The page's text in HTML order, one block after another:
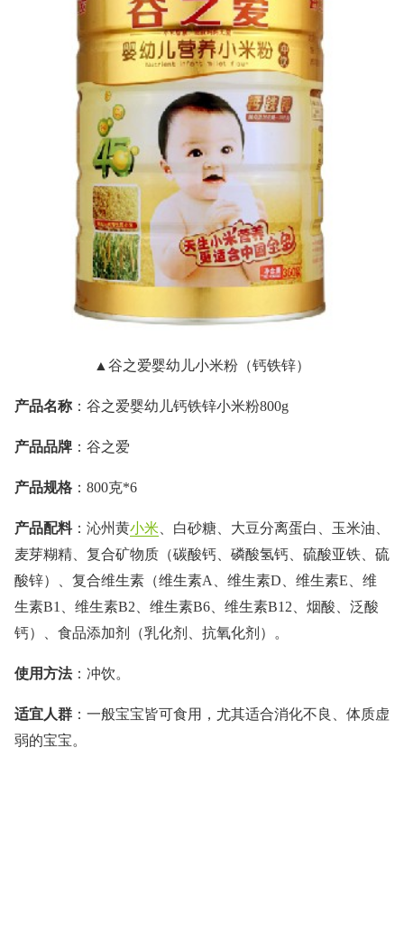
▲谷之爱婴幼儿小米粉（钙铁锌）
产品名称 ：谷之爱婴幼儿钙铁锌小米粉800g
产品品牌 ：谷之爱
产品规格 ：800克*6
产品配料：沁州黄小米 、白砂糖、大豆分离蛋白、玉米油、
麦芽糊精、复合矿物质（碳酸钙、磷酸氢钙、硫酸亚铁、硫
酸锌）、复合维生素（维生素A、维生素D、维生素E、维
生素B1、维生素B2、维生素B6、维生素B12、烟酸、泛酸
钙）、食品添加剂（乳化剂、抗氧化剂）。
使用方法：冲饮。
适宜人群 ：一般宝宝皆可食用，尤其适合消化不良、体质虚
弱的宝宝。